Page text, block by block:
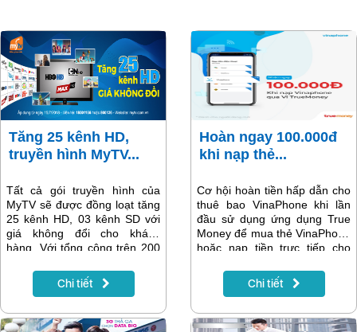
Tăng 25 kênh HD,
truyền hình MyTV...
Tất cả gói truyền hình của
MyTV sẽ được đồng loạt tăng
25 kênh HD, 03 kênh SD với
giá không đổi cho khách
hàng. Với tổng cộng trên 200
truyền hình có lượng kênh nói
chung và kênh HD nói riêng
trường hiện nay.
Chi tiết
Hoàn ngay 100.000đ
khi nạp thẻ...
Cơ hội hoàn tiền hấp dẫn cho
thuê bao VinaPhone khi lần
đầu sử dụng ứng dụng True
Money để mua thẻ VinaPhone
hoặc nạp tiền trực tiếp cho
Chi tiết